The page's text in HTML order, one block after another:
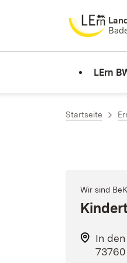
Zum Inhalt springen
LErn
Startseite
Wir sind
In